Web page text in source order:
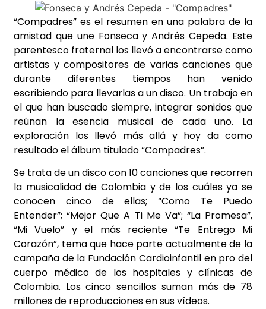
“Compadres” es el resumen en una palabra de la
amistad que une Fonseca y Andrés Cepeda. Este
parentesco fraternal los llevó a encontrarse como
artistas y compositores de varias canciones que
durante diferentes tiempos han venido
escribiendo para llevarlas a un disco. Un trabajo en
el que han buscado siempre, integrar sonidos que
reúnan la esencia musical de cada uno. La
exploración los llevó más allá y hoy da como
resultado el álbum titulado “Compadres”.
Se trata de un disco con 10 canciones que recorren
la musicalidad de Colombia y de los cuáles ya se
conocen cinco de ellas; “Como Te Puedo
Entender”; “Mejor Que A Ti Me Va”; “La Promesa”,
“Mi Vuelo” y el más reciente “Te Entrego Mi
Corazón”, tema que hace parte actualmente de la
campaña de la Fundación Cardioinfantil en pro del
cuerpo médico de los hospitales y clínicas de
Colombia. Los cinco sencillos suman más de 78
millones de reproducciones en sus vídeos.